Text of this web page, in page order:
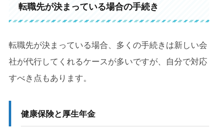
転職先が決まっている場合の手続き
転職先が決まっている場合、多くの手続きは新しい会
社が代行してくれるケースが多いですが、自分で対応
すべき点もあります。
健康保険と厚生年金